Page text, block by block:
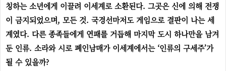
칭하는 소년에게 이끌려 이세계로 소환된다. 그곳은 신에 의해 전쟁
이 금지되었으며, 모든 것. 국경선마저도 게임으로 결판이 나는 세
계였다. 다른 종족들에게 연패를 거듭해 마지막 도시 하나만을 남겨
둔 인류. 소라와 시로 폐인남매가 이세계에서는 ‘인류의 구세주’가
될 수 있을까?